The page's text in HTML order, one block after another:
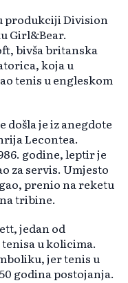
produkciji Division
Girl&Bear.
bivša britanska
koja u
tenis u engleskom
je iz anegdote
Lecontea.
godine, leptir je
za servis. Umjesto
prenio na reketu
tribine.
jedan od
u kolicima.
jer tenis u
godina postojanja.